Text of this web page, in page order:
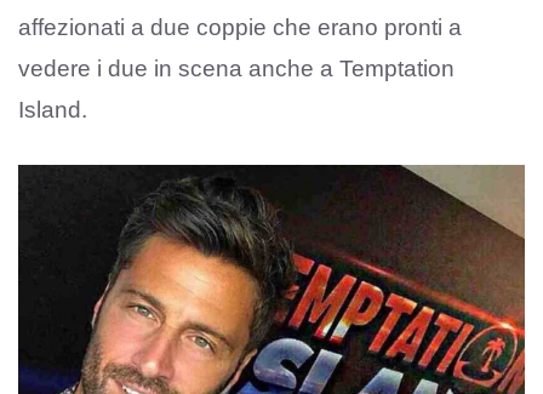
affezionati a due coppie che erano pronti a
vedere i due in scena anche a Temptation
Island.